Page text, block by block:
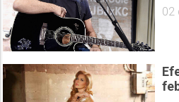
02